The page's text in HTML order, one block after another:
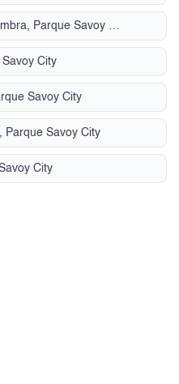
Rua Eni Maria De Souza Coimbra, Parque Savoy City
City
Savoy City
Parque Savoy City
City